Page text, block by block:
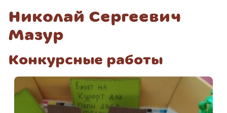
Николай Сергеевич
Мазур
Конкурсные работы